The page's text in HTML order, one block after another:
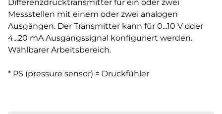
Differenzdrucktransmitter für ein oder zwei
Messstellen mit einem oder zwei analogen
Ausgängen. Der Transmitter kann für 0...10 V oder
4...20 mA Ausgangssignal konfiguriert werden.
Wählbarer Arbeitsbereich.
* PS (pressure sensor) = Druckfühler